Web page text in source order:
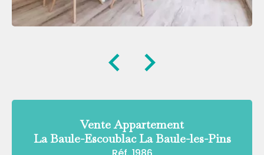
Vente Appartement
La Baule-Escoublac La Baule-les-Pins